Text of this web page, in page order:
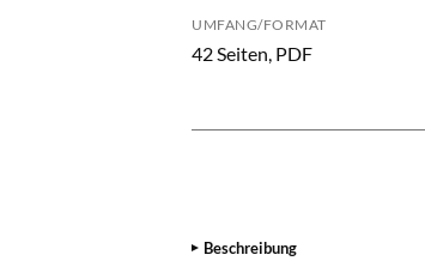
UMFANG/FORMAT
42 Seiten, PDF
Beschreibung